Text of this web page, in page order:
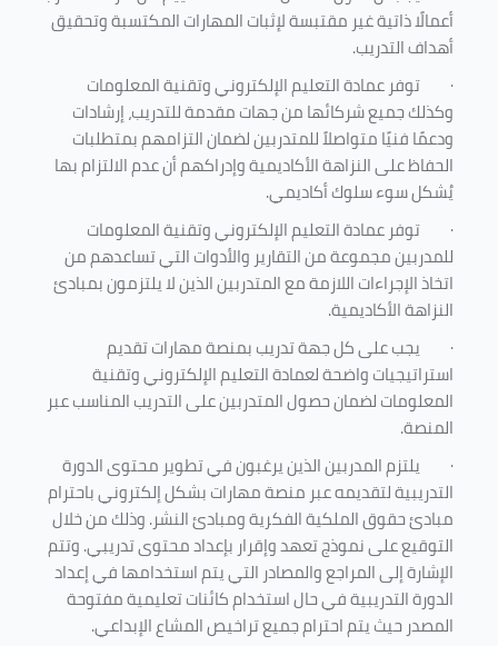
أعمالًا ذاتية غير مقتبسة لإثبات المهارات المكتسبة وتحقيق
أهداف التدريب.
· توفر عمادة التعليم الإلكتروني وتقنية المعلومات
وكذلك جميع شركائها من جهات مقدمة للتدريب، إرشادات
ودعمًا فنيًا متواصلاً للمتدربين لضمان التزامهم بمتطلبات
الحفاظ على النزاهة الأكاديمية وإدراكهم أن عدم الالتزام بها
يُشكل سوء سلوك أكاديمي.
· توفر عمادة التعليم الإلكتروني وتقنية المعلومات
للمدربين مجموعة من التقارير والأدوات التي تساعدهم من
اتخاذ الإجراءات اللازمة مع المتدربين الذين لا يلتزمون بمبادئ
النزاهة الأكاديمية.
· يجب على كل جهة تدريب بمنصة مهارات تقديم
استراتيجيات واضحة لعمادة التعليم الإلكتروني وتقنية
المعلومات لضمان حصول المتدربين على التدريب المناسب عبر
المنصة.
· يلتزم المدربين الذين يرغبون في تطوير محتوى الدورة
التدريبية لتقديمه عبر منصة مهارات بشكل إلكتروني باحترام
مبادئ حقوق الملكية الفكرية ومبادئ النشر. وذلك من خلال
التوقيع على نموذج تعهد وإقرار بإعداد محتوى تدريبي. وتتم
الإشارة إلى المراجع والمصادر التي يتم استخدامها في إعداد
الدورة التدريبية في حال استخدام كائنات تعليمية مفتوحة
المصدر حيث يتم احترام جميع تراخيص المشاع الإبداعي.